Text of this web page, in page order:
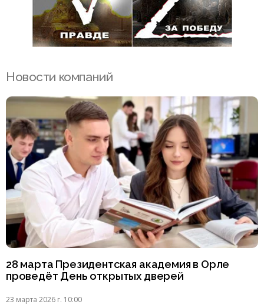
Новости компаний
28 марта Президентская академия в Орле
проведёт День открытых дверей
23 марта 2026 г. 10:00